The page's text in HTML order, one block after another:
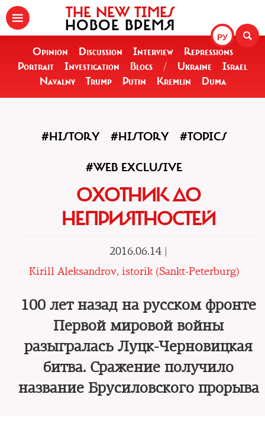
РУ
THE NEW TIMES
НОВОЕ ВРЕМЯ
Opinion Discussion Interview
Repressions
Portrait
Investigation Blogs / Ukraine
Israel
Navalny
Trump Putin Kremlin Duma
#HISTORY #HISTORY #TOPICS
#WEB EXCLUSIVE
ОХОТНИК ДО
НЕПРИЯТНОСТЕЙ
2016.06.14 |
Kirill Aleksandrov, istorik (Sankt-Peterburg)
100 лет назад на русском фронте
Первой мировой войны
разыгралась Луцк-Черновицкая
битва. Сражение получило
название Брусиловского прорыва